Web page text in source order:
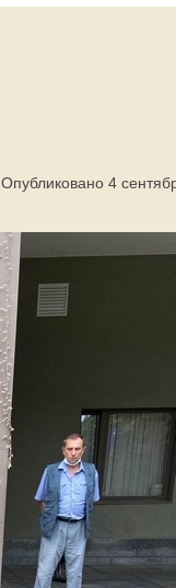
Опубликовано 4